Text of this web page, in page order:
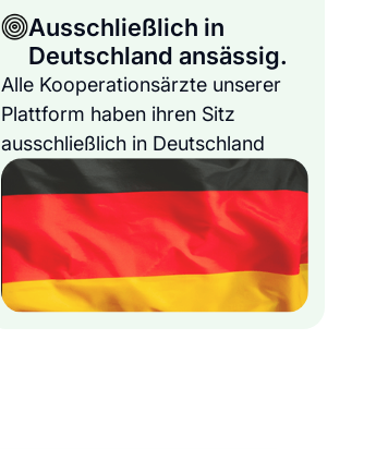
Ausschließlich in
Deutschland ansässig.
Alle Kooperationsärzte unserer
Plattform haben ihren Sitz
ausschließlich in Deutschland